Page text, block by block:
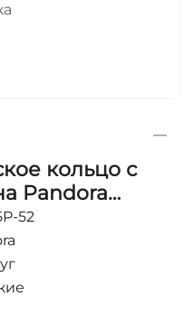
кольцо с
Pandora
52